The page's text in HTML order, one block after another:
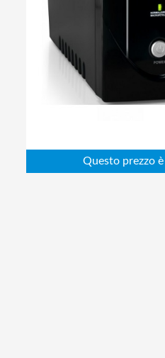
Abbigliamento da lavoro
Alimentatori
Batterie
Elettricità
Elettronica
Edilizia